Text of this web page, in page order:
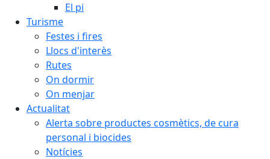
El pi
Turisme
Festes i fires
Llocs d'interès
Rutes
On dormir
On menjar
Actualitat
Alerta sobre productes cosmètics, de cura
personal i biocides
Notícies